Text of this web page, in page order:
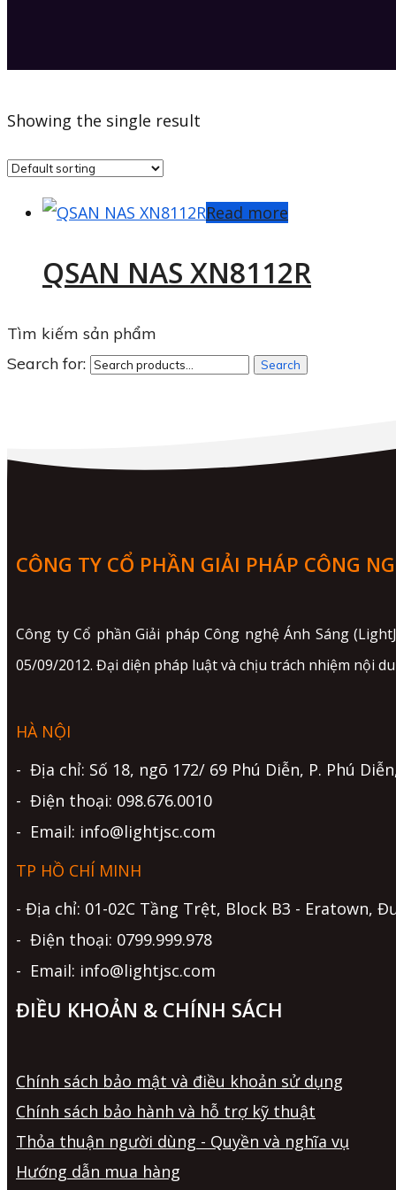
Showing the single result
Read more
QSAN NAS XN8112R
Tìm kiếm sản phẩm
Search for:
Search
CÔNG TY CỔ PHẦN GIẢI PHÁP CÔNG
Công ty Cổ phần Giải pháp Công nghệ Ánh Sáng
05/09/2012. Đại diện pháp luật và chịu trách nhiệm nội
HÀ NỘI
- Địa chỉ: Số 18, ngõ 172/ 69 Phú Diễn, P. Phú
- Điện thoại: 098.676.0010
- Email: info@lightjsc.com
TP HỒ CHÍ MINH
- Địa chỉ: 01-02C Tầng Trệt, Block B3 - Eratown,
- Điện thoại: 0799.999.978
- Email: info@lightjsc.com
ĐIỀU KHOẢN & CHÍNH SÁCH
Chính sách bảo mật và điều khoản sử dụng
Chính sách bảo hành và hỗ trợ kỹ thuật
Thỏa thuận người dùng - Quyền và nghĩa vụ
Hướng dẫn mua hàng